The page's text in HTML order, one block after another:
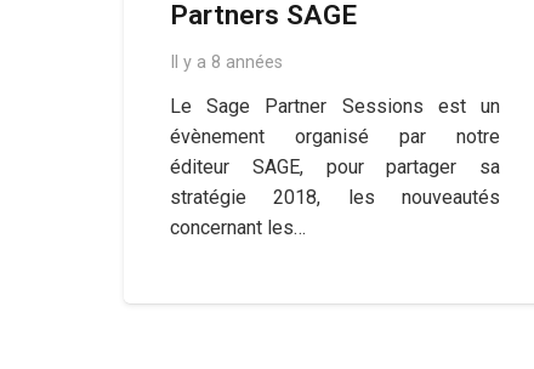
Partners SAGE
Il y a 8 années
Le Sage Partner Sessions est un
évènement organisé par notre
éditeur SAGE, pour partager sa
stratégie 2018, les nouveautés
concernant les…